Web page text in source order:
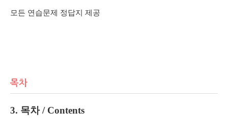
모든 연습문제 정답지 제공
목차
3. 목차/ Contents